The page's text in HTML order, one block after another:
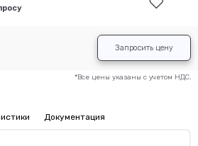
*Все цены указаны с учетом НДС.
Запросить цену
Документация